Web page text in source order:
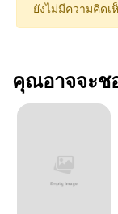
ยังไม่มีความคิดเ
คุณอาจจะช